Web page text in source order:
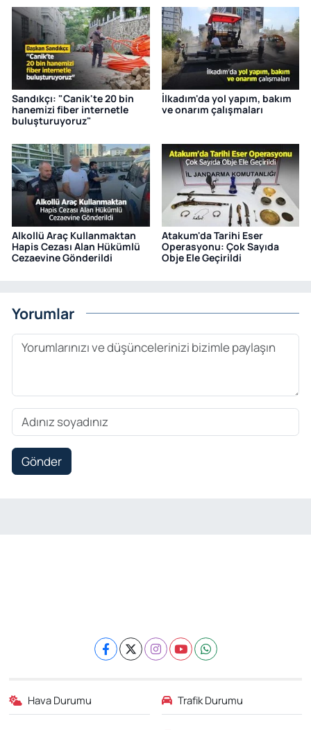
Sandıkçı: "Canik'te 20 bin
hanemizi fiber internetle
buluşturuyoruz"
İlkadım'da yol yapım, bakım
ve onarım çalışmaları
Alkollü Araç Kullanmaktan
Hapis Cezası Alan Hükümlü
Cezaevine Gönderildi
Atakum'da Tarihi Eser
Operasyonu: Çok Sayıda
Obje Ele Geçirildi
Yorumlar
Gönder
Hava Durumu Trafik Durumu